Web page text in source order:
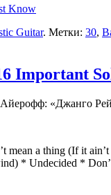
Know
Guitar. Метки: 30,
Important
«Джанго
a thing (If it
* Undecided *